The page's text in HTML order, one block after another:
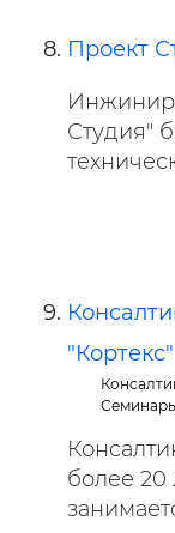
Проект
Студия"
"Кортекс"
более 20